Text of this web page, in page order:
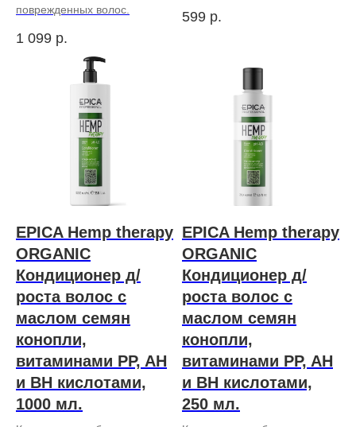
поврежденных волос.
1 099 р.
599 р.
EPICA Hemp therapy
ORGANIC
Кондиционер д/
роста волос с
маслом семян
конопли,
витаминами PP, AH
и BH кислотами,
1000 мл.
EPICA Hemp therapy
ORGANIC
Кондиционер д/
роста волос с
маслом семян
конопли,
витаминами PP, AH
и BH кислотами,
250 мл.